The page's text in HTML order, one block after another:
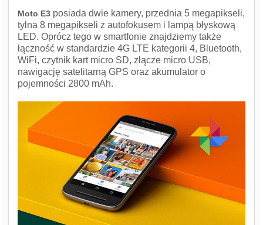
Moto E3 posiada dwie kamery, przednia 5 megapikseli,
tylna 8 megapikseli z autofokusem i lampą błyskową
LED. Oprócz tego w smartfonie znajdziemy także
łączność w standardzie 4G LTE kategorii 4, Bluetooth,
WiFi, czytnik kart micro SD, złącze micro USB,
nawigację satelitarną GPS oraz akumulator o
pojemności 2800 mAh.